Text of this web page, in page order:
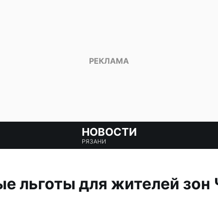
НОВОСТИ
РЯЗАНИ
льготы для жителей зон